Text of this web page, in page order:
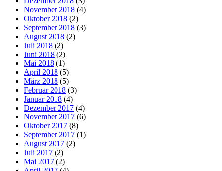
November 2018 (4)
Oktober 2018 (2)
September 2018 (3)
August 2018 (2)
Juli 2018 (2)
Juni 2018 (2)
Mai 2018 (1)
April 2018 (5)
März 2018 (5)
Februar 2018 (3)
Januar 2018 (4)
Dezember 2017 (4)
November 2017 (6)
Oktober 2017 (8)
September 2017 (1)
August 2017 (2)
Juli 2017 (2)
Mai 2017 (2)